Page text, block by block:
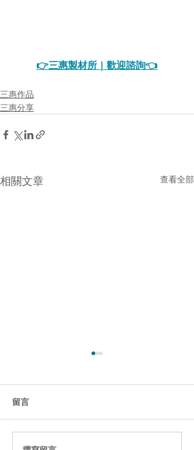
👉三惠製材所 | 歡迎諮詢👈
三惠作品
三惠分享
相關文章 查看全部
風格場域 / 復古年代
留言